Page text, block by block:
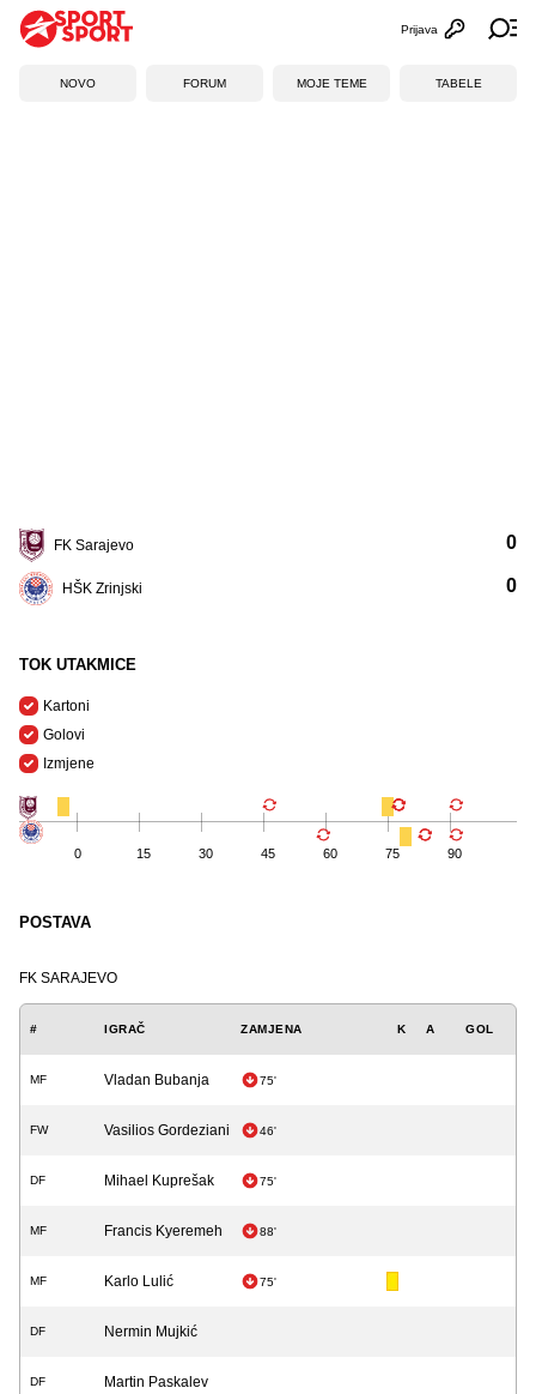
Otvori
Prijava
NOVO FORUM MOJE TEME TABELE
FK Sarajevo
HŠK Zrinjski
0
0
TOK UTAKMICE
Kartoni
Golovi
Izmjene
0 15 30 45 60 75 90
POSTAVA
FK SARAJEVO
# IGRAČ ZAMJENA K A GOL
MF Vladan Bubanja 75'
FW Vasilios Gordeziani 46'
DF Mihael Kuprešak 75'
MF Francis Kyeremeh 88'
MF Karlo Lulić 75'
DF Nermin Mujkić
DF Martin Paskalev